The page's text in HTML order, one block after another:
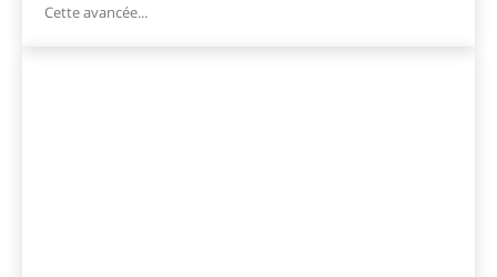
Cette avancée...